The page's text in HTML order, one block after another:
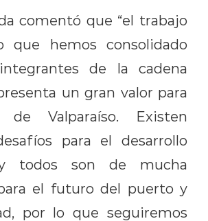
comentó que “el trabajo
que hemos consolidado
de la cadena
un gran valor para
Valparaíso. Existen
para el desarrollo
todos son de mucha
el futuro del puerto y
por lo que seguiremos